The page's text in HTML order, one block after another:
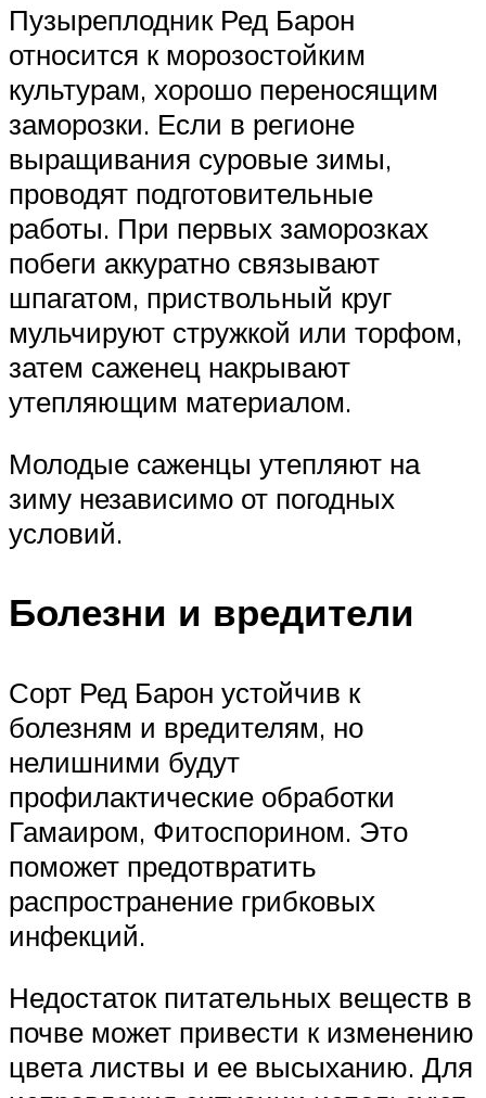
Пузыреплодник Ред Барон
относится к морозостойким
культурам, хорошо переносящим
заморозки. Если в регионе
выращивания суровые зимы,
проводят подготовительные
работы. При первых заморозках
побеги аккуратно связывают
шпагатом, приствольный круг
мульчируют стружкой или торфом,
затем саженец накрывают
утепляющим материалом.
Молодые саженцы утепляют на
зиму независимо от погодных
условий.
Болезни и вредители
Сорт Ред Барон устойчив к
болезням и вредителям, но
нелишними будут
профилактические обработки
Гамаиром, Фитоспорином. Это
поможет предотвратить
распространение грибковых
инфекций.
Недостаток питательных веществ в
почве может привести к изменению
цвета листвы и ее высыханию. Для